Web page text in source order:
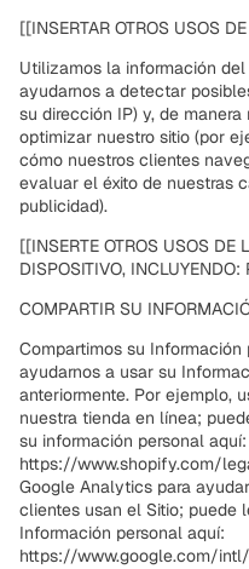
[[INSERTAR OTROS USOS
Utilizamos la información
ayudarnos a detectar
su dirección IP) y, de
optimizar nuestro sitio (por
cómo nuestros clientes
evaluar el éxito de nuestras
publicidad).
[[INSERTE OTROS USOS DE
DISPOSITIVO,
COMPARTIR SU
Compartimos su
ayudarnos a usar su
anteriormente. Por ejemplo,
nuestra tienda en línea;
su información personal aquí:
https://www.shopify.com/
Google Analytics para
clientes usan el Sitio; puede
Información personal aquí:
https://www.google.com/